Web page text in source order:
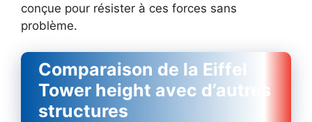
conçue pour résister à ces forces sans
problème.
Comparaison de la Eiffel
Tower height avec d’autres
structures